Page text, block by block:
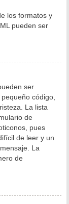
los formatos y
pueden ser
ser
código,
La lista
de
pues
de leer y un
La
de